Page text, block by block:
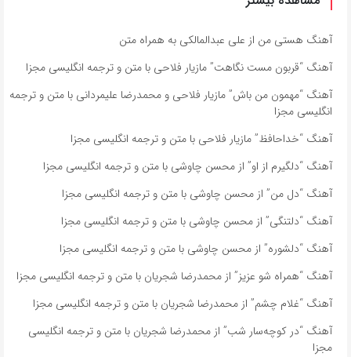
آهنگ هستی من از علی عبدالمالکی به همراه متن
آهنگ “قربون مست نگاهت” مازیار فلاحی با متن و ترجمه انگلیسی مجزا
آهنگ “مهمون من باش” مازیار فلاحی و محمدرضا علیمردانی با متن و ترجمه
انگلیسی مجزا
آهنگ “خداحافظ” مازیار فلاحی با متن و ترجمه انگلیسی مجزا
آهنگ “دلگیرم از او” از محسن چاوشی با متن و ترجمه انگلیسی مجزا
آهنگ “دل من” از محسن چاوشی با متن و ترجمه انگلیسی مجزا
آهنگ “دلتنگی” از محسن چاوشی با متن و ترجمه انگلیسی مجزا
آهنگ “دلشوره” از محسن چاوشی با متن و ترجمه انگلیسی مجزا
آهنگ “همراه شو عزیز” از محمدرضا شجریان با متن و ترجمه انگلیسی مجزا
آهنگ “غلام چشم” از محمدرضا شجریان با متن و ترجمه انگلیسی مجزا
آهنگ “در کوچه‌سار شب” از محمدرضا شجریان با متن و ترجمه انگلیسی
مجزا